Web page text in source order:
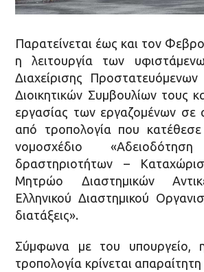
Παρατείνεται έως και τον
η λειτουργία των
Διαχείρισης
Διοικητικών Συμβουλίων τους
εργασίας των εργαζομένων σε
από τροπολογία που
νομοσχέδιο «Αδειοδότηση
δραστηριοτήτων –
Μητρώο Διαστημικών
Ελληνικού Διαστημικού
διατάξεις».
Σύμφωνα με του υπουργείο, η
τροπολογία κρίνεται